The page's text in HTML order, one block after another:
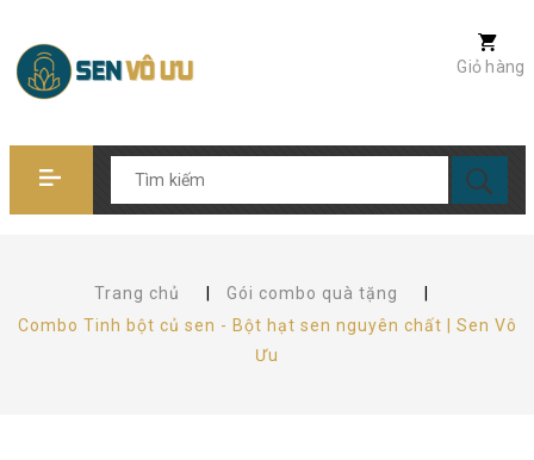
Giỏ hàng
Trang chủ Gói combo quà tặng
Combo Tinh bột củ sen - Bột hạt sen nguyên chất | Sen Vô
Ưu